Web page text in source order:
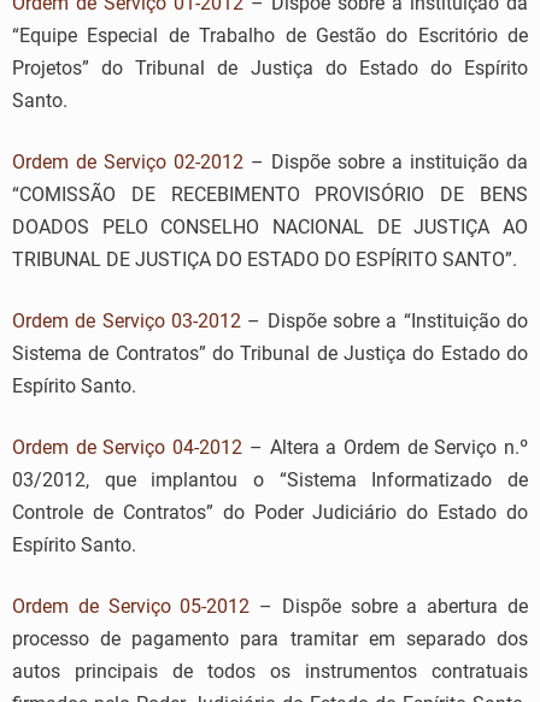
“Equipe Especial de Trabalho de Gestão do Escritório de
Projetos” do Tribunal de Justiça do Estado do Espírito
Santo.
Ordem de Serviço 02-2012 – Dispõe sobre a instituição da
“COMISSÃO DE RECEBIMENTO PROVISÓRIO DE BENS
DOADOS PELO CONSELHO NACIONAL DE JUSTIÇA AO
TRIBUNAL DE JUSTIÇA DO ESTADO DO ESPÍRITO SANTO”.
Ordem de Serviço 03-2012 – Dispõe sobre a “Instituição do
Sistema de Contratos” do Tribunal de Justiça do Estado do
Espírito Santo.
Ordem de Serviço 04-2012 – Altera a Ordem de Serviço n.º
03/2012, que implantou o “Sistema Informatizado de
Controle de Contratos” do Poder Judiciário do Estado do
Espírito Santo.
Ordem de Serviço 05-2012 – Dispõe sobre a abertura de
processo de pagamento para tramitar em separado dos
autos principais de todos os instrumentos contratuais